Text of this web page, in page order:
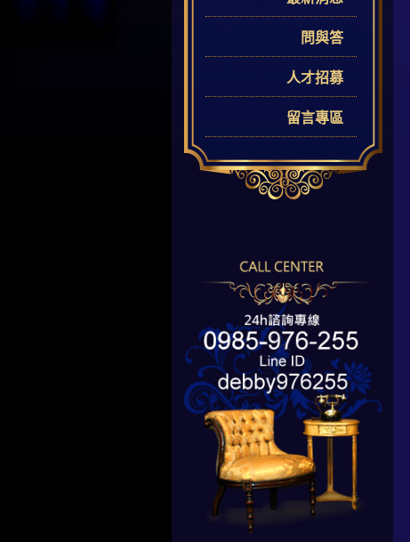
問與答
人才招募
留言專區